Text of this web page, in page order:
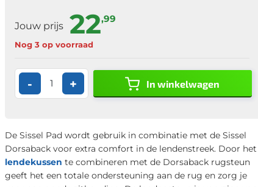
Jouw prijs 22,99
Nog 3 op voorraad
- + In winkelwagen
De Sissel Pad wordt gebruik in combinatie met de Sissel
Dorsaback voor extra comfort in de lendenstreek. Door het
lendekussen te combineren met de Dorsaback rugsteun
geeft het een totale ondersteuning aan de rug en zorg je